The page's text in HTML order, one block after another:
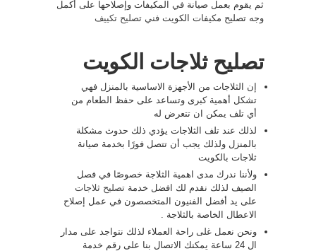
ثم يقوم بعمل صيانة في المكيفات وإصلاحها على أكمل
وجه تصليح مكيفات الكويت فني تصليح تكييف
تصليح ثلاجات الكويت
إن الثلاجات من الأجهزة الاساسية بالمنزل فهي
تشكل أهمية كبرى وتساعد على حفظ الطعام من
أي تلف يمكن ان تتعرض له
لذلك عند تلف الثلاجات يؤدي ذلك حدوث مشكلة
بالمنزل ولذلك يجب أن تتصل فورًا بخدمة صيانة
ثلاجات بالكويت
ولأننا ندرك مدى اهمية الثلاجة خصوصًا في فصل
الصيف لذلك نقدم لك افضل خدمة تصليح ثلاجات
على يد أفضل الفنيون المتخصصون في عمل إصلاح
الاعطال الخاصة بالثلاجة .
ونحن نعمل غلى راحة العملاء لذلك نتواجد على مدار
ال 24 ساعة يمكنك الاتصال بنا على رقم خدمة